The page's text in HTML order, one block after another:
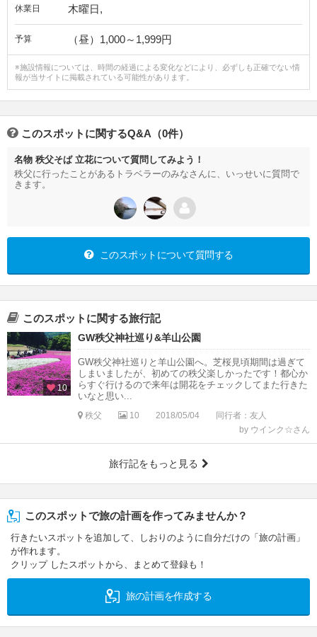
休業日 木曜日,
予算 （昼）1,000～1,999円
※施設情報については、時間の経過による変化などにより、必ずしも正確でない情
報が当サイトに掲載されている可能性があります。
このスポットに関するQ&A（0件）
名物 秩父そば 立花について質問してみよう！
秩父に行ったことがあるトラベラーのみなさんに、いっせいに質問で
きます。
このスポットについて質問する
このスポットに関する旅行記
10
GW秩父神社巡り&羊山公園
GW秩父神社巡りと羊山公園へ。芝桜見頃期間は過ぎて
しまいましたが、初めての秩父楽しかったです！都心か
らすぐ行けるので来年は開花をチェックしてまた行きた
いなと思い...
秩父 10 2018/05/04
同行者：友人
by ウインク☆さん
旅行記をもっと見る
このスポットで旅の計画を作ってみませんか？
行きたいスポットを追加して、しおりのように自分だけの「旅の計画」
が作れます。
クリップ したスポットから、まとめて登録も！
旅の計画を作成する